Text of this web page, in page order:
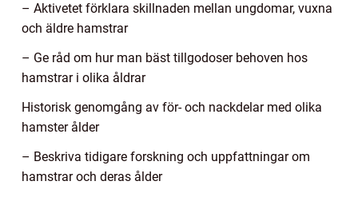
– Aktivetet förklara skillnaden mellan ungdomar, vuxna
och äldre hamstrar
– Ge råd om hur man bäst tillgodoser behoven hos
hamstrar i olika åldrar
Historisk genomgång av för- och nackdelar med olika
hamster ålder
– Beskriva tidigare forskning och uppfattningar om
hamstrar och deras ålder